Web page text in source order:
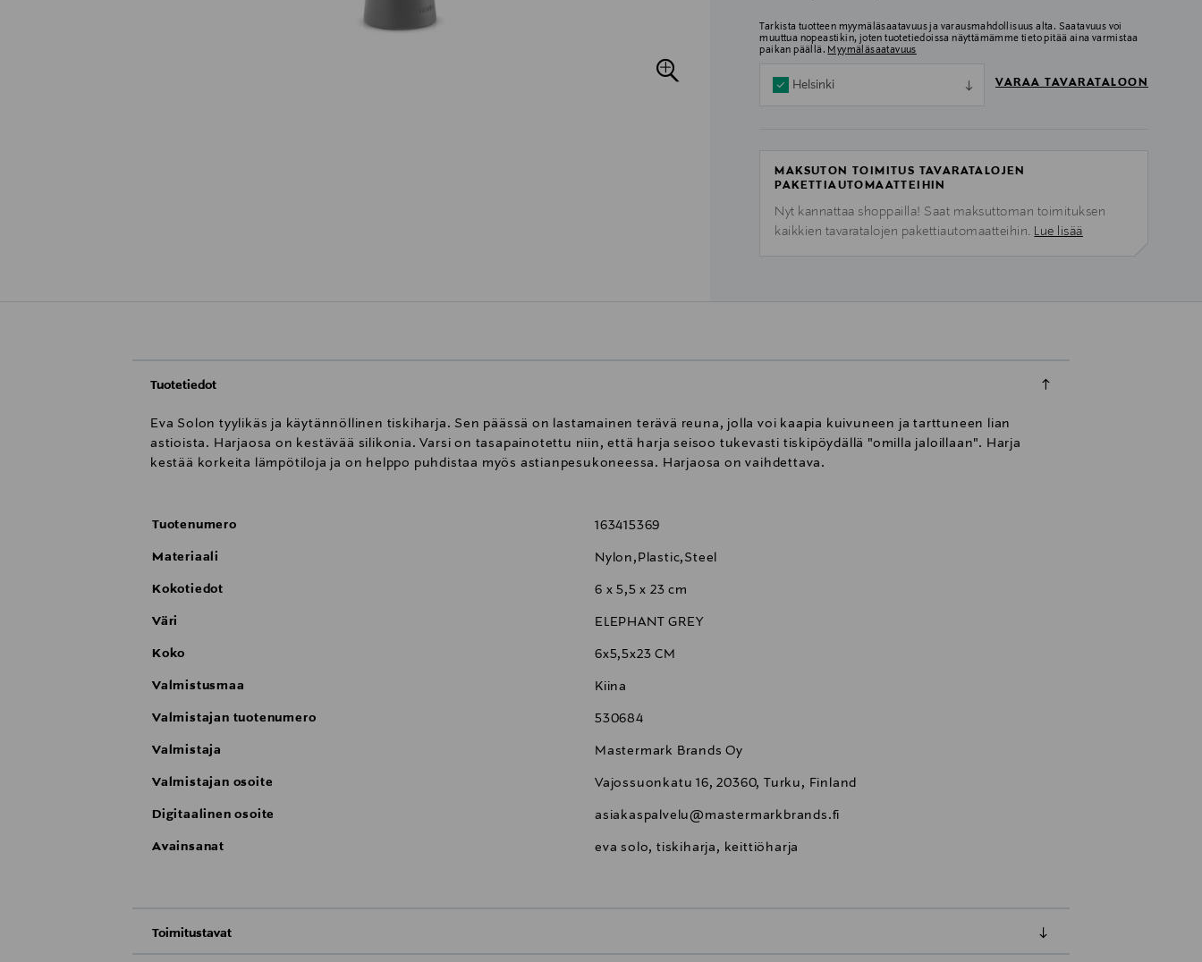
Tarkista tuotteen myymäläsaatavuus ja varausmahdollisuus alta. Saatavuus voi
muuttua nopeastikin, joten tuotetiedoissa näyttämämme tieto pitää aina varmistaa
paikan päällä. Myymäläsaatavuus
Helsinki VARAA TAVARATALOON
MAKSUTON TOIMITUS TAVARATALOJEN
PAKETTIAUTOMAATTEIHIN
Nyt kannattaa shoppailla! Saat maksuttoman toimituksen
kaikkien tavaratalojen pakettiautomaatteihin. Lue lisää
Tuotetiedot
Eva Solon tyylikäs ja käytännöllinen tiskiharja. Sen päässä on lastamainen terävä reuna, jolla voi kaapia kuivuneen ja tarttuneen lian
astioista. Harjaosa on kestävää silikonia. Varsi on tasapainotettu niin, että harja seisoo tukevasti tiskipöydällä "omilla jaloillaan". Harja
kestää korkeita lämpötiloja ja on helppo puhdistaa myös astianpesukoneessa. Harjaosa on vaihdettava.
Tuotenumero 163415369
Materiaali Nylon,Plastic,Steel
Kokotiedot 6 x 5,5 x 23 cm
Väri ELEPHANT GREY
Koko 6x5,5x23 CM
Valmistusmaa Kiina
Valmistajan tuotenumero 530684
Valmistaja Mastermark Brands Oy
Valmistajan osoite Vajossuonkatu 16, 20360, Turku, Finland
Digitaalinen osoite asiakaspalvelu@mastermarkbrands.fi
Avainsanat eva solo, tiskiharja, keittiöharja
Toimitustavat